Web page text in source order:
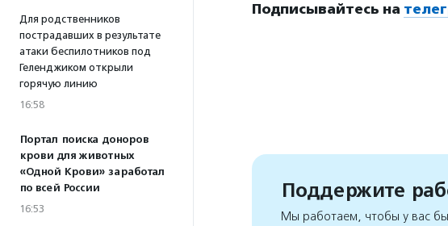
Для родственников
пострадавших в результате
атаки беспилотников под
Геленджиком открыли
горячую линию
16:58
Портал поиска доноров
крови для животных
«Одной Крови» заработал
по всей России
16:53
Подписывайтесь на
Поддержите
Мы работаем, чтобы у вас